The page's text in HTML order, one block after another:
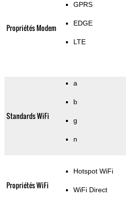
Propriétés Modem
GPRS
EDGE
LTE
Standards WiFi
a
b
g
n
Propriétés WiFi
Hotspot WiFi
WiFi Direct